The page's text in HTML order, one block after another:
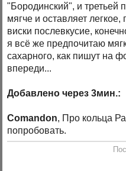
"Бородинский", и третьей
мягче и оставляет
виски послевкусие,
я всё же предпочитаю
сахарного, как пишут на
впереди...
Добавлено через 3мин.:
Comandon, Про кольца
попробовать.